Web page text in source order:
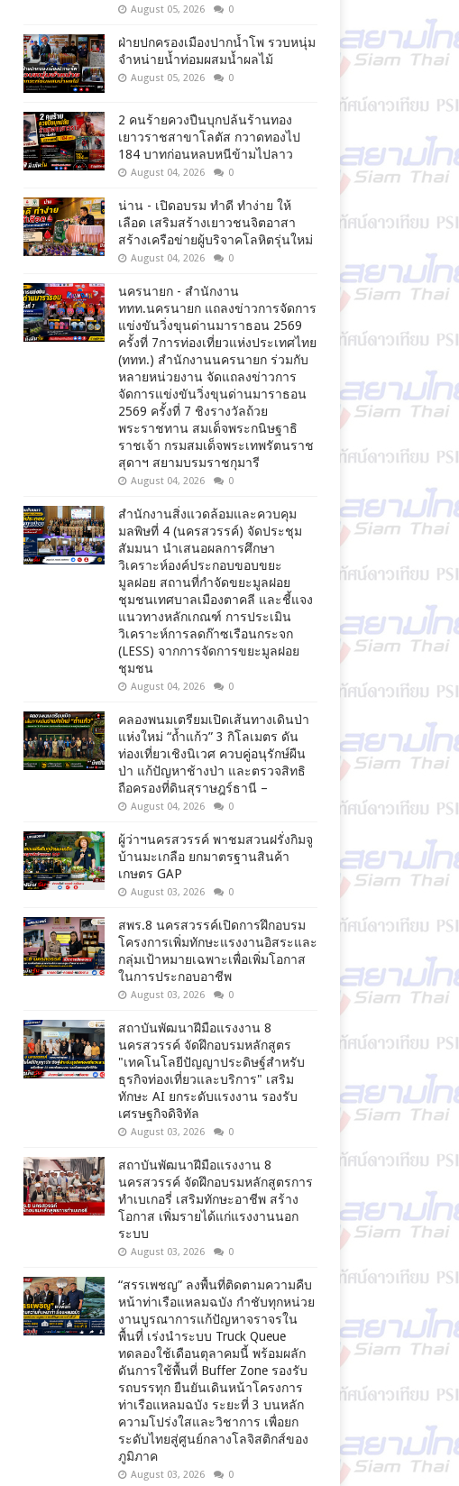
August 05, 2026 0
ฝ่ายปกครองเมืองปากน้ำโพ รวบหนุ่ม
จำหน่ายน้ำท่อมผสมน้ำผลไม้
August 05, 2026 0
2 คนร้ายควงปืนบุกปล้นร้านทอง
เยาวราชสาขาโลตัส กวาดทองไป
184 บาทก่อนหลบหนีข้ามไปลาว
August 04, 2026 0
น่าน - เปิดอบรม ทำดี ทำง่าย ให้
เลือด เสริมสร้างเยาวชนจิตอาสา
สร้างเครือข่ายผู้บริจาคโลหิตรุ่นใหม่
August 04, 2026 0
นครนายก - สำนักงาน
ททท.นครนายก แถลงข่าวการจัดการ
แข่งขันวิ่งขุนด่านมาราธอน 2569
ครั้งที่ 7การท่องเที่ยวแห่งประเทศไทย
(ททท.) สำนักงานนครนายก ร่วมกับ
หลายหน่วยงาน จัดแถลงข่าวการ
จัดการแข่งขันวิ่งขุนด่านมาราธอน
2569 ครั้งที่ 7 ชิงรางวัลถ้วย
พระราชทาน สมเด็จพระกนิษฐาธิ
ราชเจ้า กรมสมเด็จพระเทพรัตนราช
สุดาฯ สยามบรมราชกุมารี
August 04, 2026 0
สำนักงานสิ่งแวดล้อมและควบคุม
มลพิษที่ 4 (นครสวรรค์) จัดประชุม
สัมมนา นำเสนอผลการศึกษา
วิเคราะห์องค์ประกอบขอบขยะ
มูลฝอย สถานที่กำจัดขยะมูลฝอย
ชุมชนเทศบาลเมืองตาคลี และชี้แจง
แนวทางหลักเกณฑ์ การประเมิน
วิเคราะห์การลดก๊าซเรือนกระจก
(LESS) จากการจัดการขยะมูลฝอย
ชุมชน
August 04, 2026 0
คลองพนมเตรียมเปิดเส้นทางเดินป่า
แห่งใหม่ “ถ้ำแก้ว” 3 กิโลเมตร ดัน
ท่องเที่ยวเชิงนิเวศ ควบคู่อนุรักษ์ผืน
ป่า แก้ปัญหาช้างป่า และตรวจสิทธิ
ถือครองที่ดินสุราษฎร์ธานี –
August 04, 2026 0
ผู้ว่าฯนครสวรรค์ พาชมสวนฝรั่งกิมจู
บ้านมะเกลือ ยกมาตรฐานสินค้า
เกษตร GAP
August 03, 2026 0
สพร.8 นครสวรรค์เปิดการฝึกอบรม
โครงการเพิ่มทักษะแรงงานอิสระและ
กลุ่มเป้าหมายเฉพาะเพื่อเพิ่มโอกาส
ในการประกอบอาชีพ
August 03, 2026 0
สถาบันพัฒนาฝีมือแรงงาน 8
นครสวรรค์ จัดฝึกอบรมหลักสูตร
"เทคโนโลยีปัญญาประดิษฐ์สำหรับ
ธุรกิจท่องเที่ยวและบริการ" เสริม
ทักษะ AI ยกระดับแรงงาน รองรับ
เศรษฐกิจดิจิทัล
August 03, 2026 0
สถาบันพัฒนาฝีมือแรงงาน 8
นครสวรรค์ จัดฝึกอบรมหลักสูตรการ
ทำเบเกอรี่ เสริมทักษะอาชีพ สร้าง
โอกาส เพิ่มรายได้แก่แรงงานนอก
ระบบ
August 03, 2026 0
“สรรเพชญ” ลงพื้นที่ติดตามความคืบ
หน้าท่าเรือแหลมฉบัง กำชับทุกหน่วย
งานบูรณาการแก้ปัญหาจราจรใน
พื้นที่ เร่งนำระบบ Truck Queue
ทดลองใช้เดือนตุลาคมนี้ พร้อมผลัก
ดันการใช้พื้นที่ Buffer Zone รองรับ
รถบรรทุก ยืนยันเดินหน้าโครงการ
ท่าเรือแหลมฉบัง ระยะที่ 3 บนหลัก
ความโปร่งใสและวิชาการ เพื่อยก
ระดับไทยสู่ศูนย์กลางโลจิสติกส์ของ
ภูมิภาค
August 03, 2026 0